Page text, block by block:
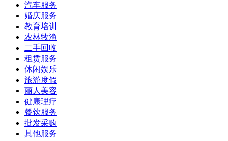
汽车服务
婚庆服务
教育培训
农林牧渔
二手回收
租赁服务
休闲娱乐
旅游度假
丽人美容
健康理疗
餐饮服务
批发采购
其他服务